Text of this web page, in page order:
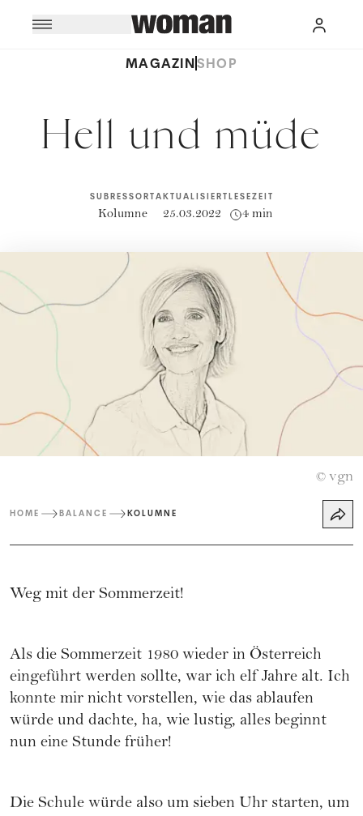
MAGAZINSHOP
Hell und müde
SUBRESSORT
Kolumne
AKTUALISIERT
25.03.2022
LESEZEIT
4 min
© vgn
HOME BALANCE KOLUMNE
Weg mit der Sommerzeit!
Als die Sommerzeit 1980 wieder in Österreich
eingeführt werden sollte, war ich elf Jahre alt. Ich
konnte mir nicht vorstellen, wie das ablaufen
würde und dachte, ha, wie lustig, alles beginnt
nun eine Stunde früher!
Die Schule würde also um sieben Uhr starten, um